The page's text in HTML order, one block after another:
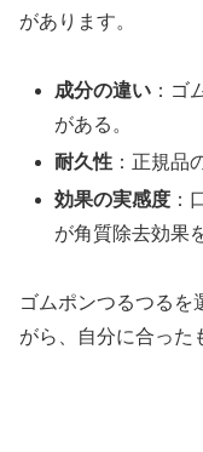
があります。
成分の違い ：ゴ
がある。
耐久性 ：正規品
効果の実感度 ：
が角質除去効果
ゴムポンつるつるを
がら、自分に合った